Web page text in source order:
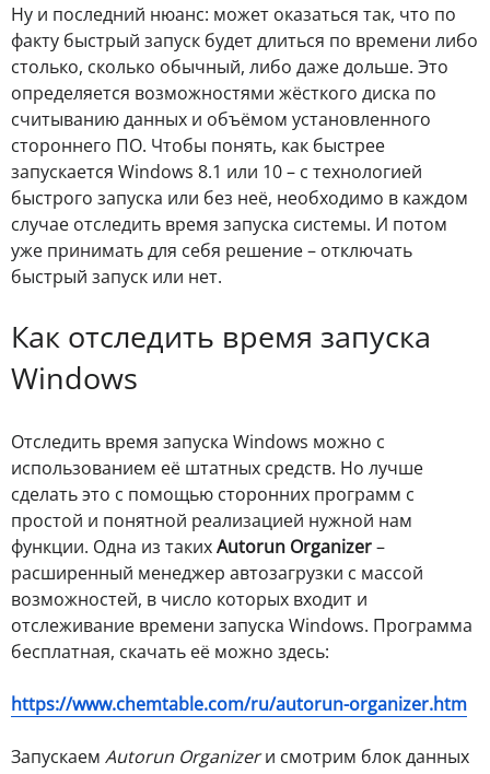
Ну и последний нюанс: может оказаться так, что по
факту быстрый запуск будет длиться по времени либо
столько, сколько обычный, либо даже дольше. Это
определяется возможностями жёсткого диска по
считыванию данных и объёмом установленного
стороннего ПО. Чтобы понять, как быстрее
запускается Windows 8.1 или 10 – с технологией
быстрого запуска или без неё, необходимо в каждом
случае отследить время запуска системы. И потом
уже принимать для себя решение – отключать
быстрый запуск или нет.
Как отследить время запуска
Windows
Отследить время запуска Windows можно с
использованием её штатных средств. Но лучше
сделать это с помощью сторонних программ с
простой и понятной реализацией нужной нам
функции. Одна из такихAutorun Organizer–
расширенный менеджер автозагрузки с массой
возможностей, в число которых входит и
отслеживание времени запуска Windows. Программа
бесплатная, скачать её можно здесь:
https://www.chemtable.com/ru/autorun-organizer.htm
Запускаем Autorun Organizerи смотрим блок данных